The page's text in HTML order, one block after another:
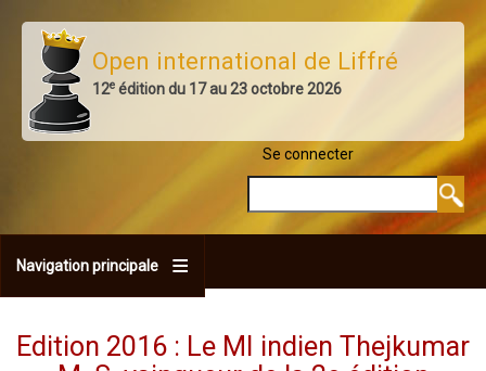
contenu
principal
Open international de Liffré
12e édition du 17 au 23 octobre 2026
MENU DU
Se connecter
Navigation principale
Edition 2016 : Le MI indien Thejkumar